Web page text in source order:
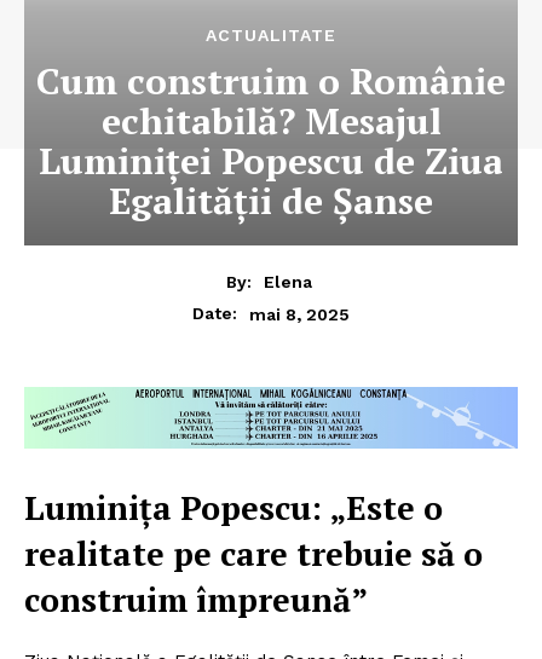
ACTUALITATE
Cum construim o Românie
echitabilă? Mesajul
Luminiței Popescu de Ziua
Egalității de Șanse
By:
Elena
Date:
mai 8, 2025
Luminița Popescu: „Este o
realitate pe care trebuie să o
construim împreună”